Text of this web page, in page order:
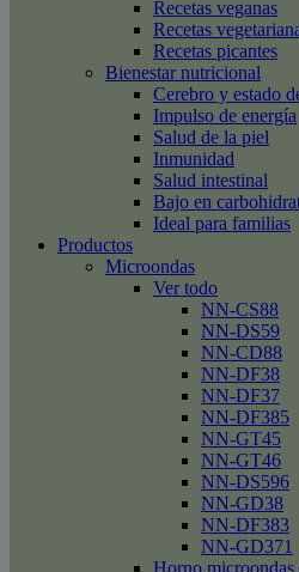
Recetas veganas
Recetas
Recetas picantes
Bienestar nutricional
Cerebro y estado
Impulso de energía
Salud de la piel
Inmunidad
Salud intestinal
Bajo en
Ideal para familias
Productos
Microondas
Ver todo
NN-CS88
NN-DS59
NN-CD88
NN-DF38
NN-DF37
NN-DF385
NN-GT45
NN-GT46
NN-DS596
NN-GD38
NN-DF383
NN-GD371
Horno microondas